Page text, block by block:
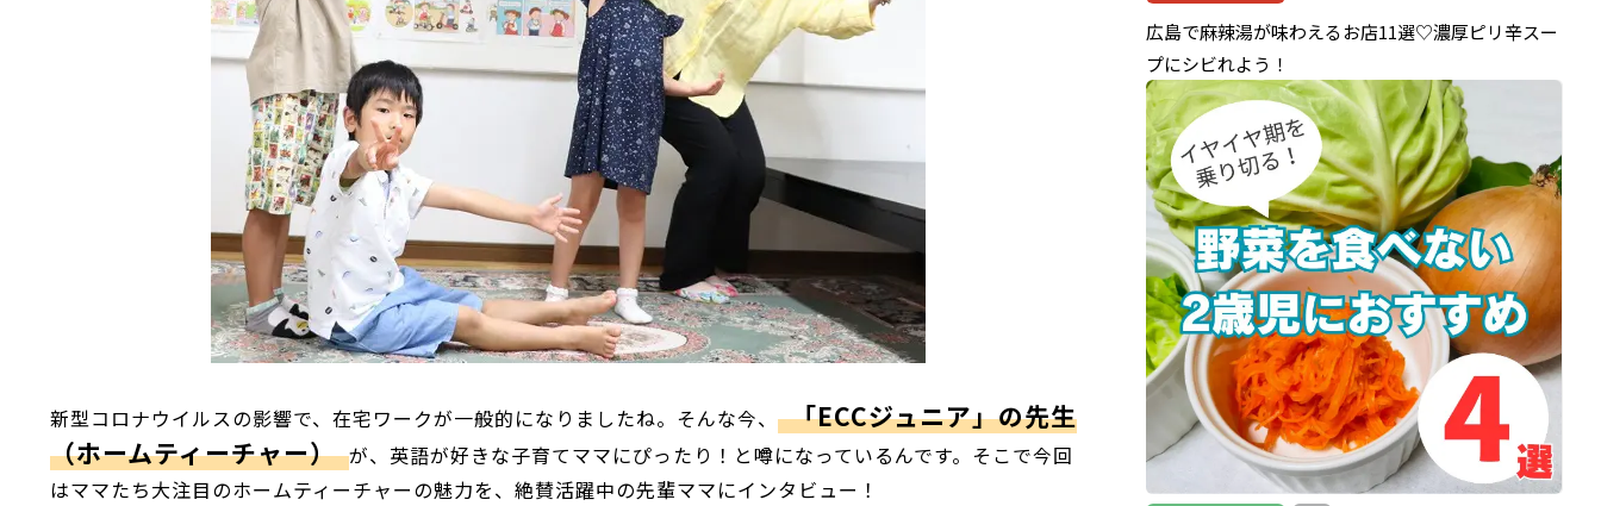
新型コロナウイルスの影響で、在宅ワークが一般的になりましたね。そんな今、
「ECCジュニア」の先生
（ホームティーチャー） が、英語が好きな子育てママにぴったり！と噂になっているんです。そこで今回
はママたち大注目のホームティーチャーの魅力を、絶賛活躍中の先輩ママにインタビュー！
広島で麻辣湯が味わえるお店11選♡濃厚ピリ辛スー
プにシビれよう！